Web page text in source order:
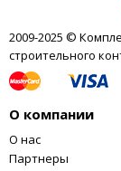
2009-2025 ©
строительного
О компании
О нас
Партнеры